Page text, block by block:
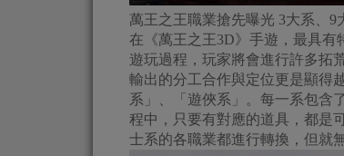
萬王之王職業搶先曝光 3大系、9
在《萬王之王3D》手遊，最具有
遊玩過程，玩家將會進行許多拓
輸出的分工合作與定位更是顯得
系」、「遊俠系」。每一系包含
程中，只要有對應的道具，都是
士系的各職業都進行轉換，但就